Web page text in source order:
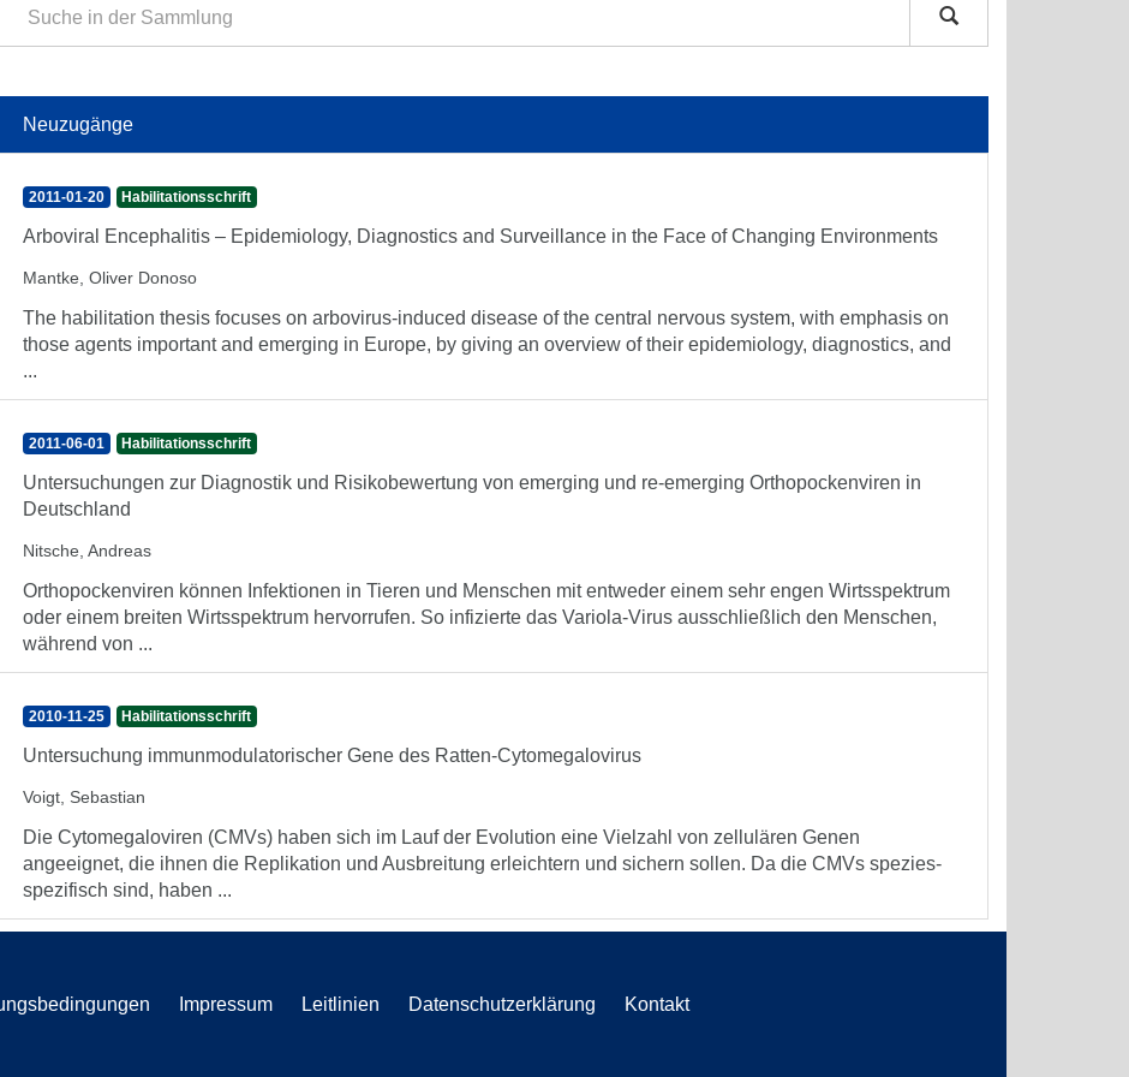
Neuzugänge
2011-01-20 Habilitationsschrift
Arboviral Encephalitis – Epidemiology, Diagnostics and Surveillance in the Face of Changing Environments
Mantke, Oliver Donoso
The habilitation thesis focuses on arbovirus-induced disease of the central nervous system, with emphasis on
those agents important and emerging in Europe, by giving an overview of their epidemiology, diagnostics, and
...
2011-06-01 Habilitationsschrift
Untersuchungen zur Diagnostik und Risikobewertung von emerging und re-emerging Orthopockenviren in
Deutschland
Nitsche, Andreas
Orthopockenviren können Infektionen in Tieren und Menschen mit entweder einem sehr engen Wirtsspektrum
oder einem breiten Wirtsspektrum hervorrufen. So infizierte das Variola-Virus ausschließlich den Menschen,
während von ...
2010-11-25 Habilitationsschrift
Untersuchung immunmodulatorischer Gene des Ratten-Cytomegalovirus
Voigt, Sebastian
Die Cytomegaloviren (CMVs) haben sich im Lauf der Evolution eine Vielzahl von zellulären Genen
angeeignet, die ihnen die Replikation und Ausbreitung erleichtern und sichern sollen. Da die CMVs spezies-
spezifisch sind, haben ...
Impressum Leitlinien Datenschutzerklärung Kontakt